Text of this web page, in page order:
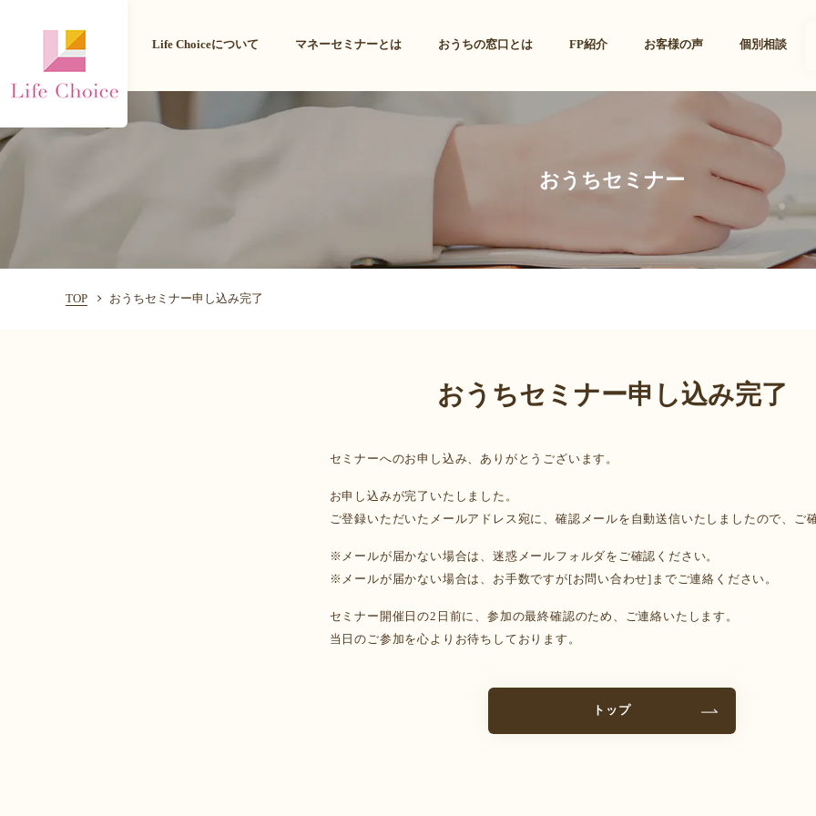
Life Choiceについて マネーセミナーとは おうちの窓口とは FP紹介 お客様の声 個別相談
おうちセミナー
TOP おうちセミナー申し込み完了
おうちセミナー申し込み完了
セミナーへのお申し込み、ありがとうございます。
お申し込みが完了いたしました。
ご登録いただいたメールアドレス宛に、確認メールを自動送信いたしましたので、ご
※メールが届かない場合は、迷惑メールフォルダをご確認ください。
※メールが届かない場合は、お手数ですが[お問い合わせ]までご連絡ください。
セミナー開催日の2日前に、参加の最終確認のため、ご連絡いたします。
当日のご参加を心よりお待ちしております。
トップ